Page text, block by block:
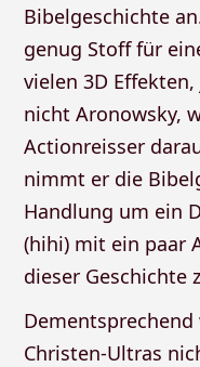
Bibelgeschichte
genug Stoff für
vielen 3D
nicht Aronowsky,
Actionreisser
nimmt er die
Handlung um ein
(hihi) mit ein paar
dieser Geschichte
Christen-Ultras